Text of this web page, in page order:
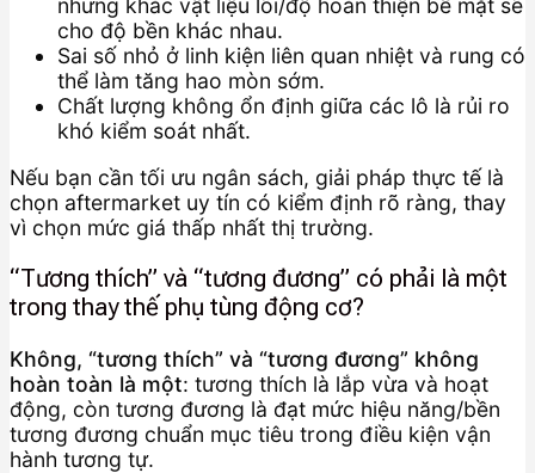
nhưng khác vật liệu lõi/độ hoàn thiện bề mặt sẽ
cho độ bền khác nhau.
Sai số nhỏ ở linh kiện liên quan nhiệt và rung có
thể làm tăng hao mòn sớm.
Chất lượng không ổn định giữa các lô là rủi ro
khó kiểm soát nhất.
Nếu bạn cần tối ưu ngân sách, giải pháp thực tế là
chọn aftermarket uy tín có kiểm định rõ ràng, thay
vì chọn mức giá thấp nhất thị trường.
“Tương thích” và “tương đương” có phải là một
trong thay thế phụ tùng động cơ?
Không, “tương thích” và “tương đương” không
hoàn toàn là một: tương thích là lắp vừa và hoạt
động, còn tương đương là đạt mức hiệu năng/bền
tương đương chuẩn mục tiêu trong điều kiện vận
hành tương tự.